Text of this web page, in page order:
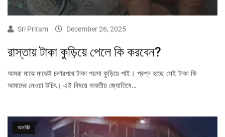
Sri Pritam December 26, 2025
রাস্তায় টাকা কুড়িয়ে পেলে কি করবেন?
আমরা মাঝে মাঝেই চলারপথে টাকা পয়সা কুড়িয়ে পাই। প্রশ্ন হচ্ছে সেই টাকা কি
আমাদের নেওয়া উচিৎ। এই বিষয়ে ভারতীয় জ্যোতিষে…
অফবিট